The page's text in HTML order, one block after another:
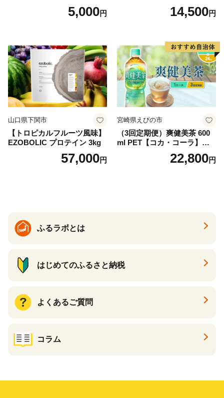
ドリップバッグ9種セット(18
袋)ゆうパケットでお届け！
5,000円
（4ケース）※離島不可 天然
水 ミネラルウォーター 水 ペ
産 シリカ ミネラル 美容 備蓄
防災 長期保存 富士山 山梨県
忍野村
14,500円
山口県下関市
【トロピカルフルーツ風味】
EZOBOLIC プロテイン 3kg
57,000円
宮崎県えびの市
（3回定期便）爽健美茶 600
ml PET【コカ・コーラ】ペ
ットボトル 1ケース(24本) 定
期便 3回(72本) セット お茶
22,800円
ふるラボとは
はじめてのふるさと納税
よくあるご質問
コラム